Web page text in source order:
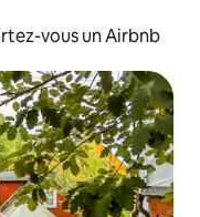
vous un Airbnb